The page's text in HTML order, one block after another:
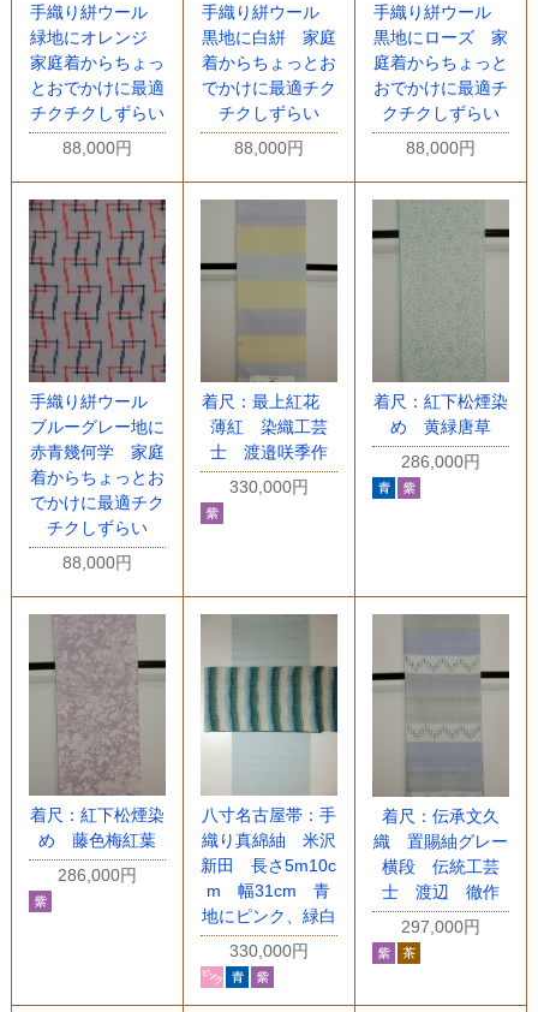
手織り絣ウール
緑地にオレンジ
家庭着からちょっ
とおでかけに最適
チクチクしずらい
88,000円
手織り絣ウール
黒地に白絣 家庭
着からちょっとお
でかけに最適チク
チクしずらい
88,000円
手織り絣ウール
黒地にローズ 家
庭着からちょっと
おでかけに最適チ
クチクしずらい
88,000円
手織り絣ウール
ブルーグレー地に
赤青幾何学 家庭
着からちょっとお
でかけに最適チク
チクしずらい
88,000円
着尺：最上紅花
薄紅 染織工芸
士 渡邉咲季作
330,000円
着尺：紅下松煙染
め 黄緑唐草
286,000円
着尺：紅下松煙染
め 藤色梅紅葉
286,000円
八寸名古屋帯：手
織り真綿紬 米沢
新田 長さ5m10c
m 幅31cm 青
地にピンク、緑白
330,000円
着尺：伝承文久
織 置賜紬グレー
横段 伝統工芸
士 渡辺 徹作
297,000円